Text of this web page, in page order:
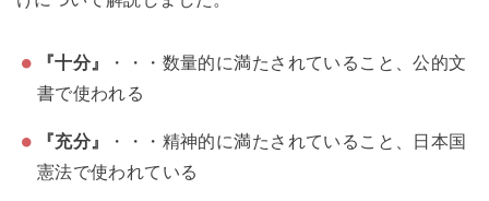
『十分』
・・・数量的に満たされていること、公的文
書で使われる
『充分』
・・・精神的に満たされていること、日本国
憲法で使われている